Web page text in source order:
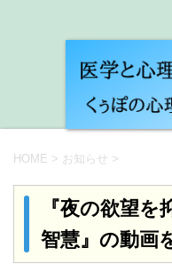
HOME > お知らせ >
『夜の欲望
智慧』の動画